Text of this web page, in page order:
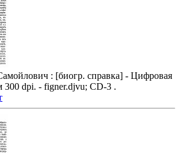
: [биогр. справка] - Цифровая
300 dpi. - figner.djvu; CD-3 .